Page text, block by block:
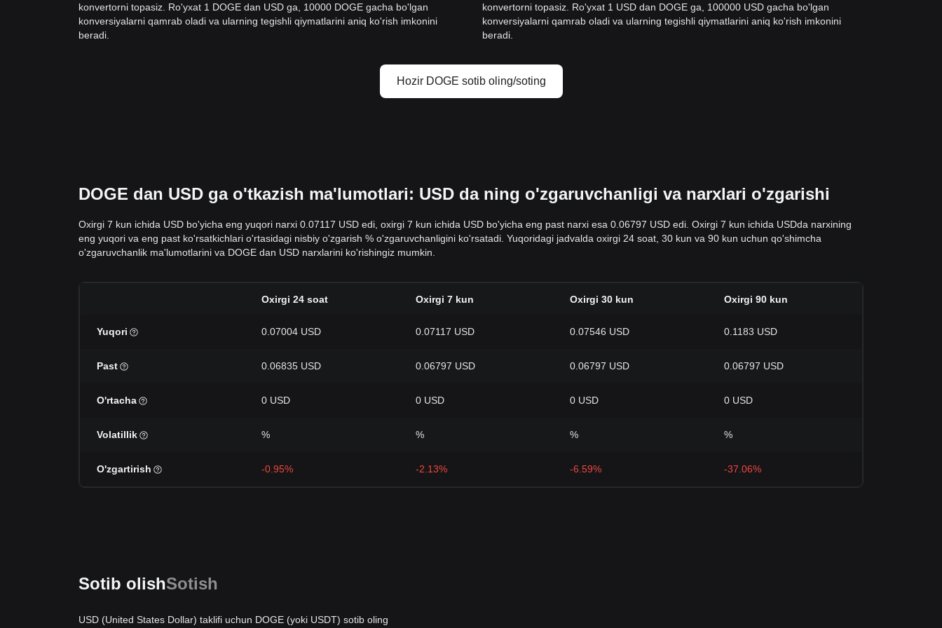
konvertorni topasiz. Ro'yxat 1 DOGE dan USD ga, 10000 DOGE gacha bo'lgan
konversiyalarni qamrab oladi va ularning tegishli qiymatlarini aniq ko'rish imkonini
beradi.
konvertorni topasiz. Ro'yxat 1 USD dan DOGE ga, 100000 USD gacha bo'lgan
konversiyalarni qamrab oladi va ularning tegishli qiymatlarini aniq ko'rish imkonini
beradi.
Hozir DOGE sotib oling/soting
DOGE dan USD ga o'tkazish ma'lumotlari: USD da ning o'zgaruvchanligi va narxlari o'zgarishi
Oxirgi 7 kun ichida USD bo'yicha eng yuqori narxi 0.07117 USD edi, oxirgi 7 kun ichida USD bo'yicha eng past narxi esa 0.06797 USD edi. Oxirgi 7 kun ichida USDda narxining
eng yuqori va eng past ko'rsatkichlari o'rtasidagi nisbiy o'zgarish % o'zgaruvchanligini ko'rsatadi. Yuqoridagi jadvalda oxirgi 24 soat, 30 kun va 90 kun uchun qo'shimcha
o'zgaruvchanlik ma'lumotlarini va DOGE dan USD narxlarini ko'rishingiz mumkin.
Oxirgi 24 soat Oxirgi 7 kun Oxirgi 30 kun Oxirgi 90 kun
Yuqori 0.07004 USD 0.07117 USD 0.07546 USD 0.1183 USD
Past 0.06835 USD 0.06797 USD 0.06797 USD 0.06797 USD
O'rtacha 0 USD 0 USD 0 USD 0 USD
Volatillik % % % %
O'zgartirish -0.95% -2.13% -6.59% -37.06%
Sotib olishSotish
USD (United States Dollar) taklifi uchun DOGE (yoki USDT) sotib oling